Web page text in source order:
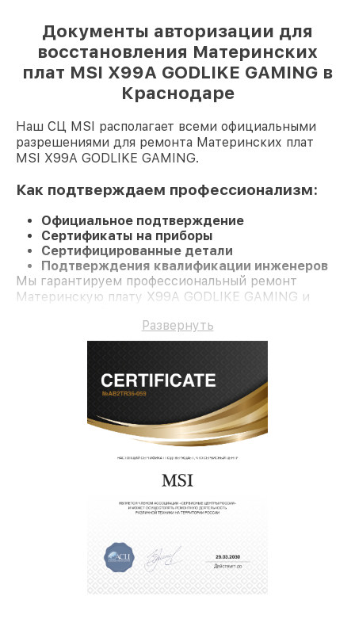
Документы авторизации для
восстановления Материнских
плат MSI X99A GODLIKE GAMING в
Краснодаре
Наш СЦ MSI располагает всеми официальными
разрешениями для ремонта Материнских плат
MSI X99A GODLIKE GAMING.
Как подтверждаем профессионализм:
Официальное подтверждение
Сертификаты на приборы
Сертифицированные детали
Подтверждения квалификации инженеров
Мы гарантируем профессиональный ремонт
Материнскую плату X99A GODLIKE GAMING и
Развернуть